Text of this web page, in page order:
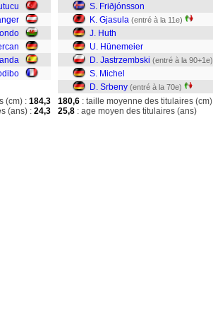
S. Friðjónsson
K. Gjasula (entré à la 11e)
J. Huth
U. Hünemeier
D. Jastrzembski (entré à la 90+1e)
S. Michel
D. Srbeny (entré à la 70e)
(cm) : 184,3
(ans) : 24,3
180,6 : taille moyenne des titulaires (cm)
25,8 : age moyen des titulaires (ans)